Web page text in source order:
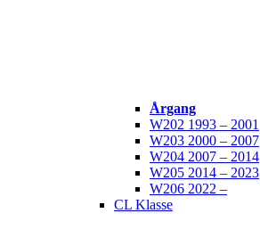
Årgang
W202 1993 – 2001
W203 2000 – 2007
W204 2007 – 2014
W205 2014 – 2023
W206 2022 –
CL Klasse